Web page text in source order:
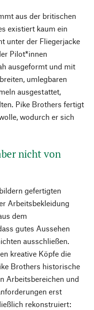
aus der britischen
existiert kaum ein
unter der Fliegerjacke
Pilot*innen
ausgeformt und mit
umlegbaren
ausgestattet,
Pike Brothers fertigt
wodurch er sich
nicht von
gefertigten
Arbeitsbekleidung
dem
gutes Aussehen
ausschließen.
kreative Köpfe die
Brothers historische
Arbeitsbereichen und
erst
rekonstruiert: